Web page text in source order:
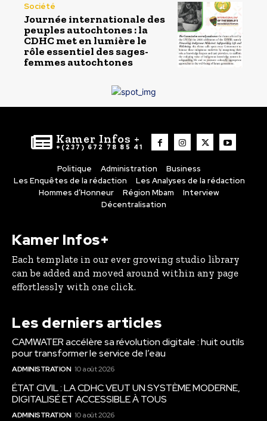
Société
Journée internationale des
peuples autochtones : la
CDHC met en lumière le
rôle essentiel des sages-
femmes autochtones
Kamer Infos +
+(237) 672 78 85 41
Politique Administration
Business
Les Enquêtes de la rédaction
Les Analyses de la rédaction
Hommes d’Honneur
Région Mbam
Interview
Décentralisation
Kamer Infos+
Each template in our ever growing studio library
can be added and moved around within any page
effortlessly with one click.
Les derniers articles
CAMWATER accélère sa révolution digitale : huit outils
pour transformer le service de l’eau
ADMINISTRATION 10 août 2026
ÉTAT CIVIL : LA CDHC VEUT UN SYSTÈME MODERNE,
DIGITALISÉ ET ACCESSIBLE À TOUS
ADMINISTRATION 10 août 2026